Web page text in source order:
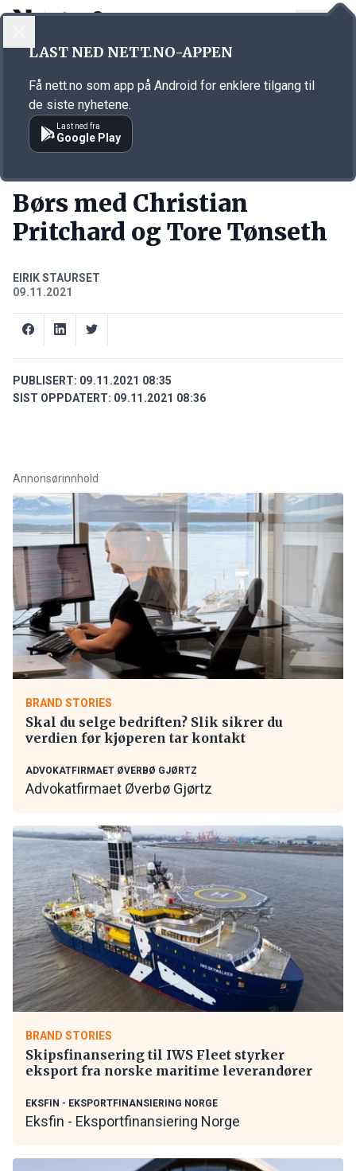
Annonsørinnhold
Børs med Christian
Pritchard og Tore Tønseth
EIRIK STAURSET
09.11.2021
PUBLISERT: 09.11.2021 08:35
SIST OPPDATERT: 09.11.2021 08:36
Annonsørinnhold
BRAND STORIES
Skal du selge bedriften? Slik sikrer du
verdien før kjøperen tar kontakt
ADVOKATFIRMAET ØVERBØ GJØRTZ
Advokatfirmaet Øverbø Gjørtz
BRAND STORIES
Skipsfinansering til IWS Fleet styrker
eksport fra norske maritime leverandører
EKSFIN - EKSPORTFINANSIERING NORGE
Eksfin - Eksportfinansiering Norge
LAST NED NETT.NO-APPEN
Få nett.no som app på Android for enklere tilgang til
de siste nyhetene.
Last ned fra
Google Play